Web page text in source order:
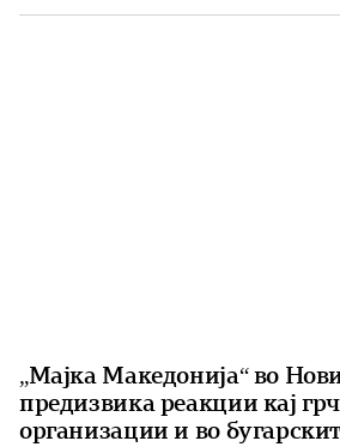
интензивно лекување (ТОАРИЛУЦ).
„Мајка Македонија“ во
предизвика реакции кај
организации и во